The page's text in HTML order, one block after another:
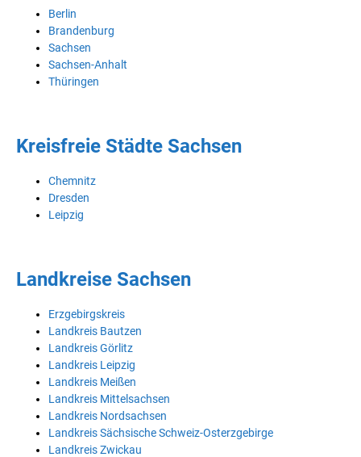
Berlin
Brandenburg
Sachsen
Sachsen-Anhalt
Thüringen
Kreisfreie Städte Sachsen
Chemnitz
Dresden
Leipzig
Landkreise Sachsen
Erzgebirgskreis
Landkreis Bautzen
Landkreis Görlitz
Landkreis Leipzig
Landkreis Meißen
Landkreis Mittelsachsen
Landkreis Nordsachsen
Landkreis Sächsische Schweiz-Osterzgebirge
Landkreis Zwickau